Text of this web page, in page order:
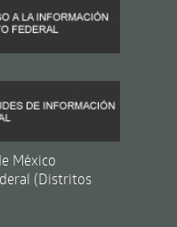
México
(Distritos